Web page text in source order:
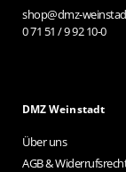
shop@dmz-
0 71 51 / 9 92 10-0
DMZ Weinstadt
Über uns
AGB &